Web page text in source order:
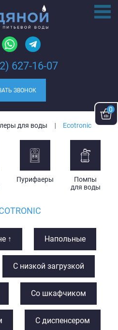
0
627-16-07
ЗВОНОК
для воды Ecotronic
Пурифаеры
Помпы
для воды
↑ Напольные
С низкой загрузкой
Со шкафчиком
С диспенсером